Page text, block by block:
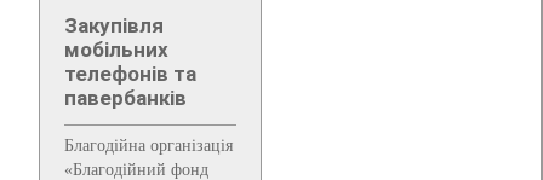
Закупівля
мобільних
телефонів та
павербанків
Благодійна організація
«Благодійний фонд